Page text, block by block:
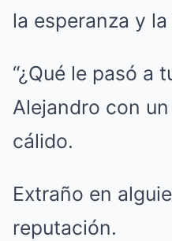
la esperanza y
“¿Qué le pasó a
Alejandro con
cálido.
Extraño en
reputación.